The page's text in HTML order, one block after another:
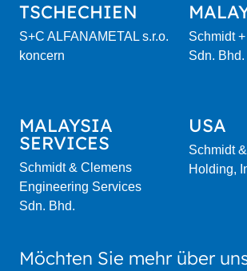
TSCHECHIEN
S+C ALFANAMETAL s.r.o.
koncern
Schmidt
Sdn. Bhd.
MALAYSIA
SERVICES
Schmidt & Clemens
Engineering Services
Sdn. Bhd.
USA
Schmidt
Holding,
Möchten Sie mehr über